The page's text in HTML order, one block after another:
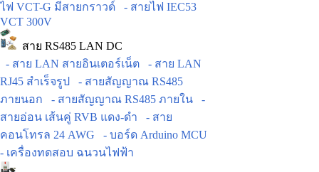
ไฟ VCT-G มีสายกราวด์
- สายไฟ IEC53
VCT 300V
สาย RS485 LAN DC
- สาย LAN สายอินเตอร์เน็ต
- สาย LAN
RJ45 สำเร็จรูป
- สายสัญญาณ RS485
ภายนอก
- สายสัญญาณ RS485 ภายใน
-
สายอ่อน เส้นคู่ RVB แดง-ดำ
- สาย
คอนโทรล 24 AWG
- บอร์ด Arduino MCU
- เครื่องทดสอบ ฉนวนไฟฟ้า